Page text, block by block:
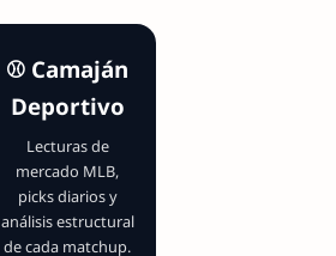
⚾ Camaján
Deportivo
Lecturas de
mercado MLB,
picks diarios y
análisis estructural
de cada matchup.